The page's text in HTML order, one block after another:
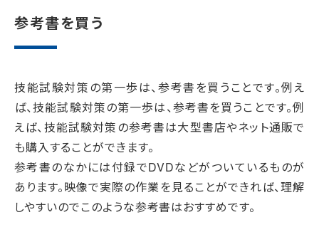
参考書を買う
技能試験対策の第一歩は、参考書を買うことです。例え
ば、技能試験対策の第一歩は、参考書を買うことです。例
えば、技能試験対策の参考書は大型書店やネット通販で
も購入することができます。
参考書のなかには付録でDVDなどがついているものが
あります。映像で実際の作業を見ることができれば、理解
しやすいのでこのような参考書はおすすめです。